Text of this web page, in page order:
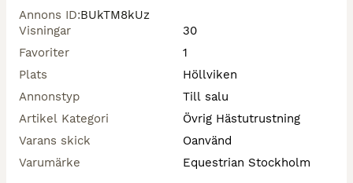
Annons ID:BUkTM8kUz
Visningar
30
Favoriter
1
Plats
Höllviken
Annonstyp
Till salu
Artikel Kategori
Övrig Hästutrustning
Varans skick
Oanvänd
Varumärke
Equestrian Stockholm